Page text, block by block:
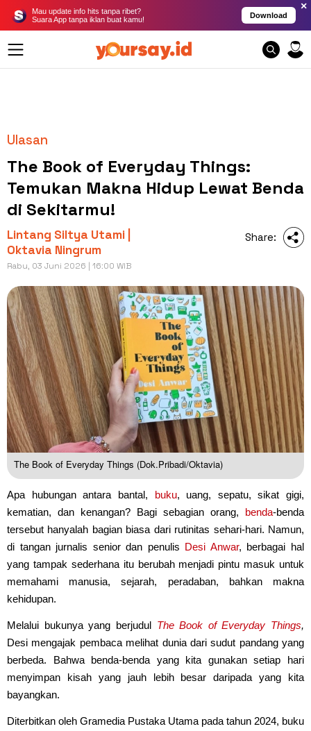
Mau update info hits tanpa ribet?
Suara App tanpa iklan buat kamu!
Download
×
Ulasan
The Book of Everyday Things:
Temukan Makna Hidup Lewat Benda
di Sekitarmu!
Lintang Siltya Utami |
Oktavia Ningrum
Rabu, 03 Juni 2026 | 16:00 WIB
Share:
The Book of Everyday Things (Dok.Pribadi/Oktavia)
Apa hubungan antara bantal, buku, uang, sepatu, sikat gigi,
kematian, dan kenangan? Bagi sebagian orang, benda-benda
tersebut hanyalah bagian biasa dari rutinitas sehari-hari. Namun,
di tangan jurnalis senior dan penulis Desi Anwar, berbagai hal
yang tampak sederhana itu berubah menjadi pintu masuk untuk
memahami manusia, sejarah, peradaban, bahkan makna
kehidupan.
Melalui bukunya yang berjudul The Book of Everyday Things,
Desi mengajak pembaca melihat dunia dari sudut pandang yang
berbeda. Bahwa benda-benda yang kita gunakan setiap hari
menyimpan kisah yang jauh lebih besar daripada yang kita
bayangkan.
Diterbitkan oleh Gramedia Pustaka Utama pada tahun 2024, buku